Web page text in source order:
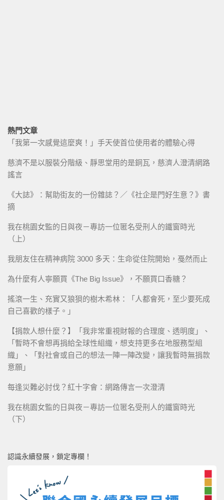
熱門文章
「我第一次感覺這麼爽！」手天使首位使用者的體驗心得
慈濟不是以服裝分階級、靜思堂用的是銅瓦，慈濟人澄清網路
謠言
《大誌》：幫助街友的一份雜誌？／《社企是門好生意？》書
摘
我在桃園女監的日與夜－專訪一位匿名受刑人的鐵窗時光
（上）
我朋友住在精神病院 3000 多天：生命從住院開始，戞然而止
為什麼有人寧願買《The Big Issue》，不願買口香糖？
搖滾一生、充實又狼狽的樹木希林：「人都會死，至少要死成
自己喜歡的樣子。」
【捐款人想什麼？】「我非常重視財報的合理度、透明度」、
「暫時不會想再捐給全球性組織，想支持更多在地服務型組
織」、「對社會或自己的想法一陣一陣改變，讓我暫時無捐款
意願」
每逢災難必討伐？紅十字會：網路傳言一次澄清
我在桃園女監的日與夜－專訪一位匿名受刑人的鐵窗時光
（下）
認識永續發展，鎖定專欄！